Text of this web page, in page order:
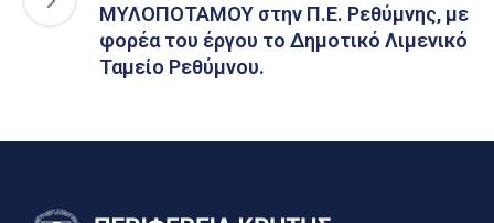
ΜΥΛΟΠΟΤΑΜΟΥ στην Π.Ε. Ρεθύμνης, με
φορέα του έργου το Δημοτικό Λιμενικό
Ταμείο Ρεθύμνου.